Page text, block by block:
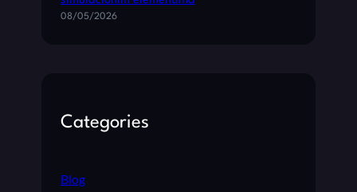
08/05/2026
Categories
Blog